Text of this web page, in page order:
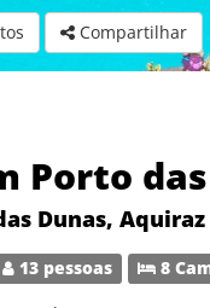
Compartilhar
Porto
Dunas, Aquiraz
13 pessoas 8